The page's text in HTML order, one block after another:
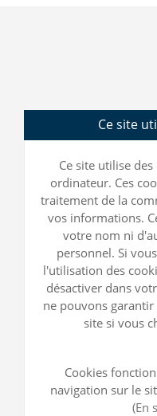
Ce site
Ce site utilise
ordinateur. Ces
traitement de la
vos informations.
votre nom ni
personnel. Si
l'utilisation des
désactiver dans
ne pouvons
site si vous
Cookies
navigation sur le
(En